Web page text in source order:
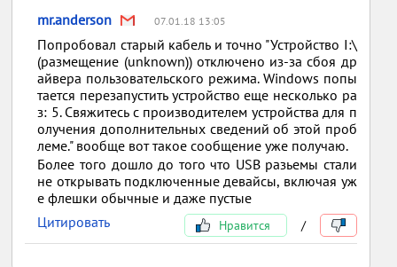
mr.anderson 07.01.18 13:05
Попробовал старый кабель и точно "Устройство I:\
(размещение (unknown)) отключено из-за сбоя др
айвера пользовательского режима. Windows попы
тается перезапустить устройство еще несколько ра
з: 5. Свяжитесь с производителем устройства для п
олучения дополнительных сведений об этой проб
леме." вообще вот такое сообщение уже получаю.
Более того дошло до того что USB разьемы стали
не открывать подключенные девайсы, включая уж
е флешки обычные и даже пустые
Цитировать
Нравится /